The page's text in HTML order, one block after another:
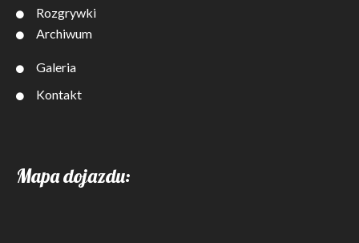
Rozgrywki
Archiwum
Galeria
Kontakt
Mapa dojazdu: